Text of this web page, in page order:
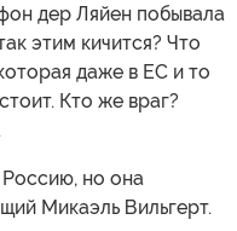
дер Ляйен побывала
этим кичится? Что
даже в ЕС и то
Кто же враг?
Россию, но она
Микаэль Вильгерт.